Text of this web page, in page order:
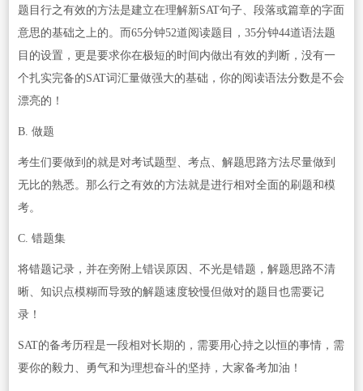
题目行之有效的方法是建立在理解新SAT句子、段落或篇章的字面
意思的基础之上的。而65分钟52道阅读题目，35分钟44道语法题
目的设置，更是要求你在极短的时间内做出有效的判断，没有一
个扎实完备的SAT词汇量做强大的基础，你的阅读语法分数是不会
漂亮的！
B. 做题
考生们要做到的就是对考试题型、考点、解题思路方法尽量做到
无比的熟悉。那么行之有效的方法就是进行相对全面的刷题和模
考。
C. 错题集
将错题记录，并在旁附上错误原因、不光是错题，解题思路不清
晰、知识点模糊而导致的解题速度较慢但做对的题目也需要记
录！
SAT的备考历程是一段相对长期的，需要用心持之以恒的事情，需
要你的毅力、勇气和为理想奋斗的坚持，大家备考加油！